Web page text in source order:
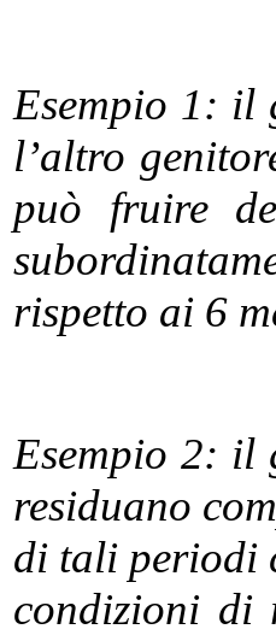
Esempio 1: il
l’altro
può fruire
rispetto ai 6
Esempio 2: il
residuano
di tali periodi
condizioni di